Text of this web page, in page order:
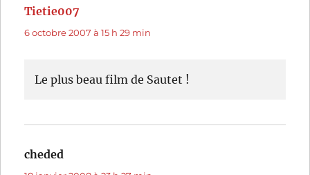
Tietie007
6 octobre 2007 à 15 h 29 min
Le plus beau film de Sautet !
cheded